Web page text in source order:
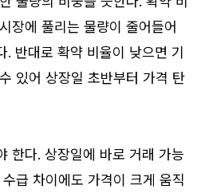
장에 풀리는 물량이 줄어들어
반대로 확약 비율이 낮으면 기
있어 상장일 초반부터 가격 탄
한다. 상장일에 바로 거래 가능
급 차이에도 가격이 크게 움직